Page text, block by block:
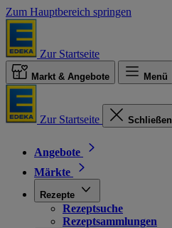
Zum Hauptbereich springen
Zur Startseite
Markt & Angebote Menü
Zur Startseite Schließen
Angebote
Märkte
Rezepte
Rezeptsuche
Rezeptsammlungen